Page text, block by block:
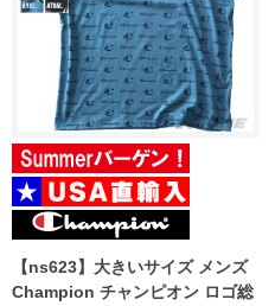
【ns623】大きいサイズ メンズ
Champion チャンピオン ロゴ総